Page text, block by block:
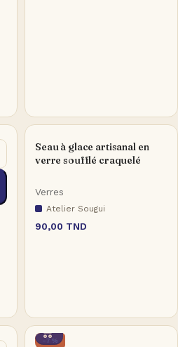
Seau à glace artisanal en
verre soufflé craquelé
Verres
Atelier Sougui
90,00 TND
-7%